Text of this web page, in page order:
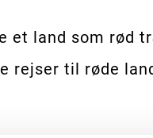
et land som rød
rejser til røde